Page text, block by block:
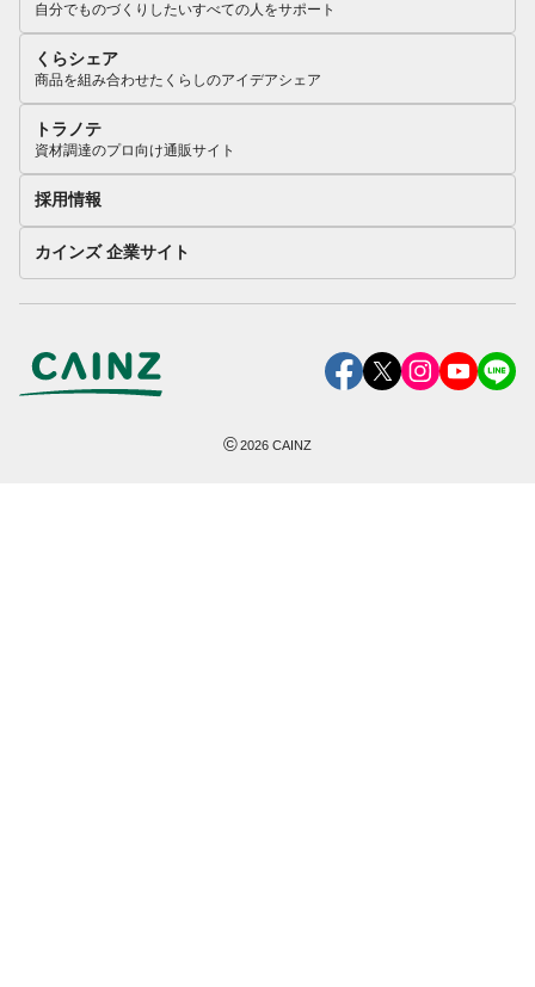
自分でものづくりしたいすべての人をサポート
くらシェア
商品を組み合わせたくらしのアイデアシェア
トラノテ
資材調達のプロ向け通販サイト
採用情報
カインズ 企業サイト
©2026 CAINZ